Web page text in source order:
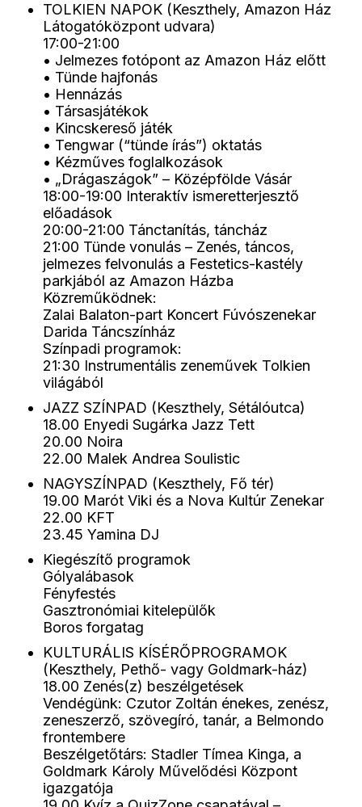
TOLKIEN NAPOK (Keszthely, Amazon Ház
Látogatóközpont udvara)
17:00-21:00
• Jelmezes fotópont az Amazon Ház előtt
• Tünde hajfonás
• Hennázás
• Társasjátékok
• Kincskereső játék
• Tengwar (“tünde írás”) oktatás
• Kézműves foglalkozások
• „Drágaszágok” – Középfölde Vásár
18:00-19:00 Interaktív ismeretterjesztő
előadások
20:00-21:00 Tánctanítás, táncház
21:00 Tünde vonulás – Zenés, táncos,
jelmezes felvonulás a Festetics-kastély
parkjából az Amazon Házba
Közreműködnek:
Zalai Balaton-part Koncert Fúvószenekar
Darida Táncszínház
Színpadi programok:
21:30 Instrumentális zeneművek Tolkien
világából
JAZZ SZÍNPAD (Keszthely, Sétálóutca)
18.00 Enyedi Sugárka Jazz Tett
20.00 Noira
22.00 Malek Andrea Soulistic
NAGYSZÍNPAD (Keszthely, Fő tér)
19.00 Marót Viki és a Nova Kultúr Zenekar
22.00 KFT
23.45 Yamina DJ
Kiegészítő programok
Gólyalábasok
Fényfestés
Gasztronómiai kitelepülők
Boros forgatag
KULTURÁLIS KÍSÉRŐPROGRAMOK
(Keszthely, Pethő- vagy Goldmark-ház)
18.00 Zenés(z) beszélgetések
Vendégünk: Czutor Zoltán énekes, zenész,
zeneszerző, szövegíró, tanár, a Belmondo
frontembere
Beszélgetőtárs: Stadler Tímea Kinga, a
Goldmark Károly Művelődési Központ
igazgatója